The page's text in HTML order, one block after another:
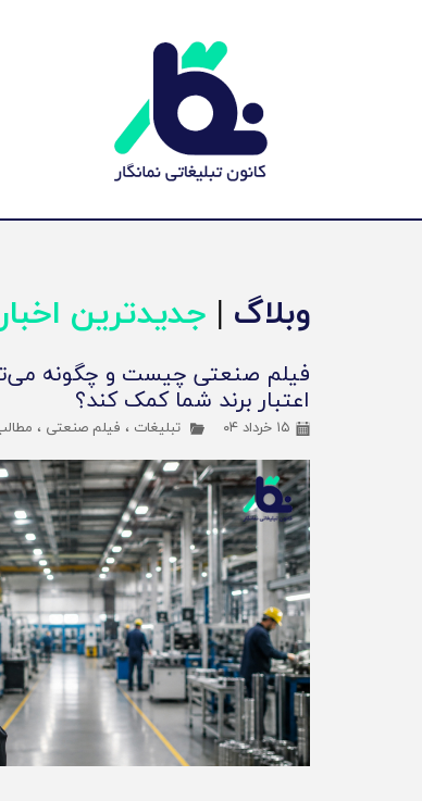
فیلم صنعتی چیست و چگونه
اعتبار برند شما کمک کند؟
۱۵ خرداد ۰۴ تبلیغات ، فیلم صنعتی ،
وبلاگ | جدیدترین